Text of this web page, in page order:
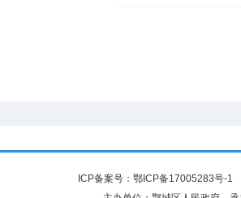
ICP备案号： 鄂ICP备17005283号-1